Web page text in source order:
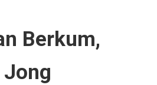
Berkum,
Jong